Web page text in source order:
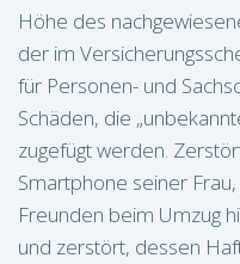
Höhe des
der im
für Personen- und
Schäden, die
zugefügt werden.
Smartphone seiner
Freunden beim Umzug
und zerstört, dessen